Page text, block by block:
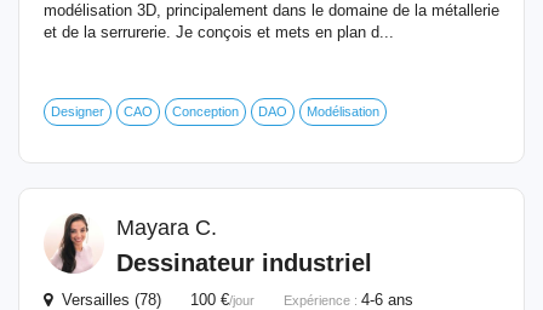
modélisation 3D, principalement dans le domaine de la métallerie
et de la serrurerie. Je conçois et mets en plan d...
Designer CAO Conception DAO Modélisation
Mayara C.
Dessinateur industriel
Versailles (78) 100 €/jour Expérience : 4-6 ans